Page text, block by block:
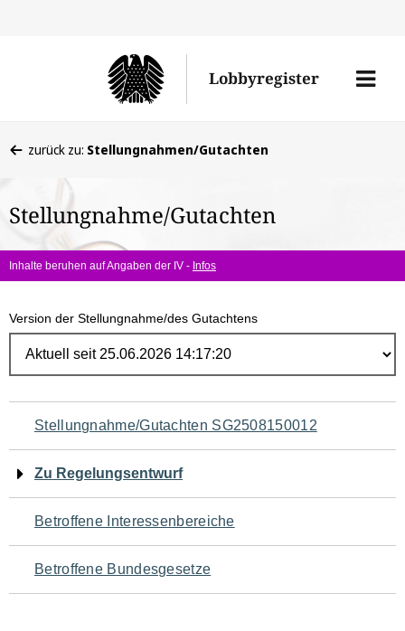
Lobbyregister
Menü
befinden
hier:
zurück zu: Stellungnahmen/Gutachten
Stellungnahme/Gutachten
Inhalte beruhen auf Angaben der IV - Infos
Version der Stellungnahme/des Gutachtens
Navigation
für
den
Seiteninhalt
Stellungnahme/Gutachten SG2508150012
Zu Regelungsentwurf
Betroffene Interessenbereiche
Betroffene Bundesgesetze